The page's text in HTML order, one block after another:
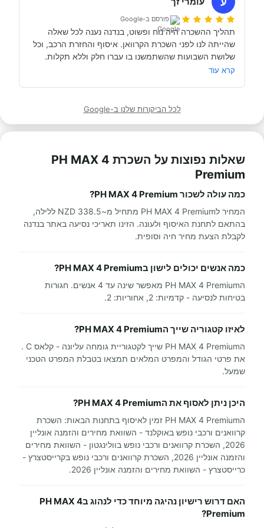
תודה אבי!
פורסם ב-Google
מאוד מומלץ לכל מי שרוצה לעשות חופשה בקרוואן.
קרא עוד
לכל הביקורות שלנו ב-Google
שאלות נפוצות על השכרת PH MAX 4
Premium
כמה עולה לשכור PH MAX 4 Premium?
המחיר לPH MAX 4 Premium מתחיל מ~338.5 NZD ללילה,
בהתאם לתחנת האיסוף ולעונה. הזינו תאריכי נסיעה באתר בנדנה
לקבלת הצעת מחיר חיה וסופית.
כמה אנשים יכולים לישון בPH MAX 4 Premium?
הPH MAX 4 Premium מאפשר שינה עד 4 אנשים. חגורות
בטיחות לנסיעה - קדמיות: 2, אחוריות: 2.
לאיזו קטגוריה שייך הPH MAX 4 Premium?
הPH MAX 4 Premium שייך לקטגוריית גומחה עליונה - קלאס C .
את פרטי הגודל והמפרט המלאים תמצאו בטבלת המפרט הטכני
שמעל.
היכן ניתן לאסוף את הPH MAX 4 Premium?
הPH MAX 4 Premium זמין לאיסוף בתחנות הבאות: השכרת
קרוואנים ורכבי נופש באוקלנד - השוואת מחירים והזמנה אונליין
2026, השכרת קרוואנים ורכבי נופש בוולינגטון - השוואת מחירים
והזמנה אונליין 2026, השכרת קרוואנים ורכבי נופש בקרייסטצרץ -
כרייסטצרץ - השוואת מחירים והזמנה אונליין 2026.
האם דרוש רישיון נהיגה מיוחד כדי לנהוג בPH MAX 4
Premium?